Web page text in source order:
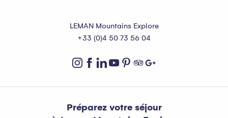
LEMAN Mountains Explore
+33 (0)4 50 73 56 04
Préparez votre séjour